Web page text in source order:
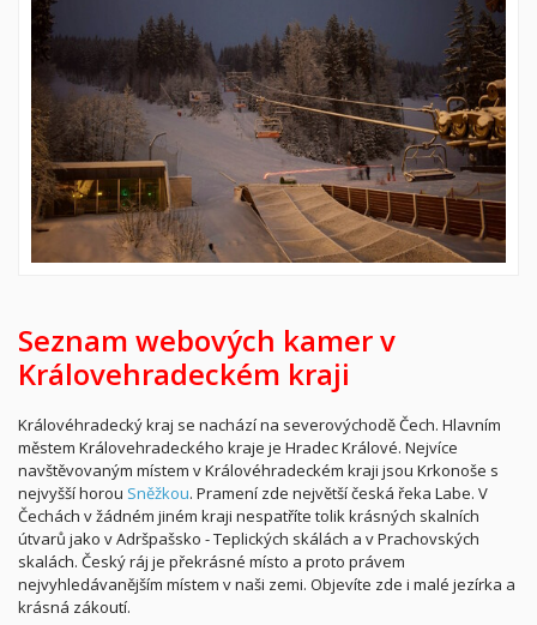
Seznam webových kamer v
Královehradeckém kraji
Královéhradecký kraj se nachází na severovýchodě Čech. Hlavním
městem Královehradeckého kraje je Hradec Králové. Nejvíce
navštěvovaným místem v Královéhradeckém kraji jsou Krkonoše s
nejvyšší horou Sněžkou. Pramení zde největší česká řeka Labe. V
Čechách v žádném jiném kraji nespatříte tolik krásných skalních
útvarů jako v Adršpašsko - Teplických skálách a v Prachovských
skalách. Český ráj je překrásné místo a proto právem
nejvyhledávanějším místem v naši zemi. Objevíte zde i malé jezírka a
krásná zákoutí.